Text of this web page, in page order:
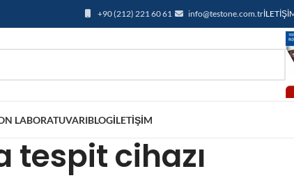
+90 (212) 221 60 61 info@testone.com.tr
LABORATUVARIBLOGİLETIŞIM
tespit cihazı